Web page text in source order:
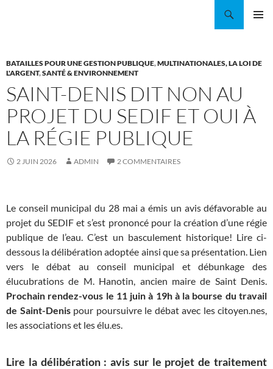
BATAILLES POUR UNE GESTION PUBLIQUE,MULTINATIONALES, LA LOI DE
L'ARGENT,SANTÉ & ENVIRONNEMENT
SAINT-DENIS DIT NON AU
PROJET DU SEDIF ET OUI À
LA RÉGIE PUBLIQUE
2 JUIN 2026 ADMIN 2 COMMENTAIRES
Le conseil municipal du 28 mai a émis un avis défavorable au
projet du SEDIF et s’est prononcé pour la création d’une régie
publique de l’eau. C’est un basculement historique! Lire ci-
dessous la délibération adoptée ainsi que sa présentation. Lien
vers le débat au conseil municipal et débunkage des
élucubrations de M. Hanotin, ancien maire de Saint Denis.
Prochain rendez-vous le 11 juin à 19h à la bourse du travail
de Saint-Denispour poursuivre le débat avec les citoyen.nes,
les associations et les élu.es.
Lire la délibération : avis sur le projet de traitement